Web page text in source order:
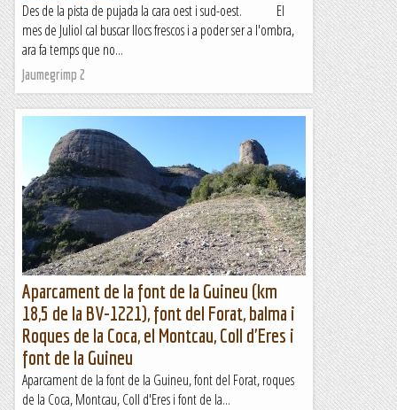
Des de la pista de pujada la cara oest i sud-oest. El
mes de Juliol cal buscar llocs frescos i a poder ser a l'ombra,
ara fa temps que no...
Jaumegrimp 2
Aparcament de la font de la Guineu (km
18,5 de la BV-1221), font del Forat, balma i
Roques de la Coca, el Montcau, Coll d'Eres i
font de la Guineu
Aparcament de la font de la Guineu, font del Forat, roques
de la Coca, Montcau, Coll d'Eres i font de la...